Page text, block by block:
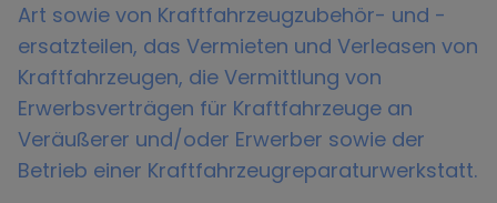
Art sowie von Kraftfahrzeugzubehör- und -
ersatzteilen, das Vermieten und Verleasen von
Kraftfahrzeugen, die Vermittlung von
Erwerbsverträgen für Kraftfahrzeuge an
Veräußerer und/oder Erwerber sowie der
Betrieb einer Kraftfahrzeugreparaturwerkstatt.